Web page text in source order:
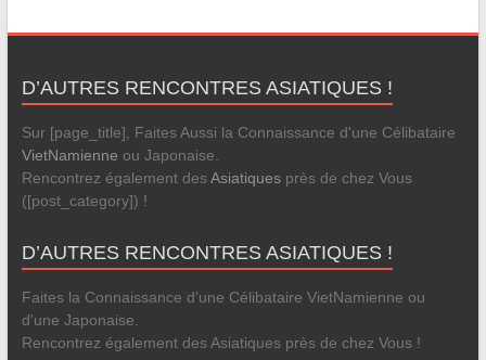
D’AUTRES RENCONTRES ASIATIQUES !
Sur [page_title], Faites Aussi la Connaissance d'une Célibataire
VietNamienne ou Japonaise.
Rencontrez également desAsiatiquesprès de chez Vous
([post_category]) !
D’AUTRES RENCONTRES ASIATIQUES !
Faites la Connaissance d'une Célibataire VietNamienne ou
d'une Japonaise.
Rencontrez également des Asiatiques près de chez Vous !